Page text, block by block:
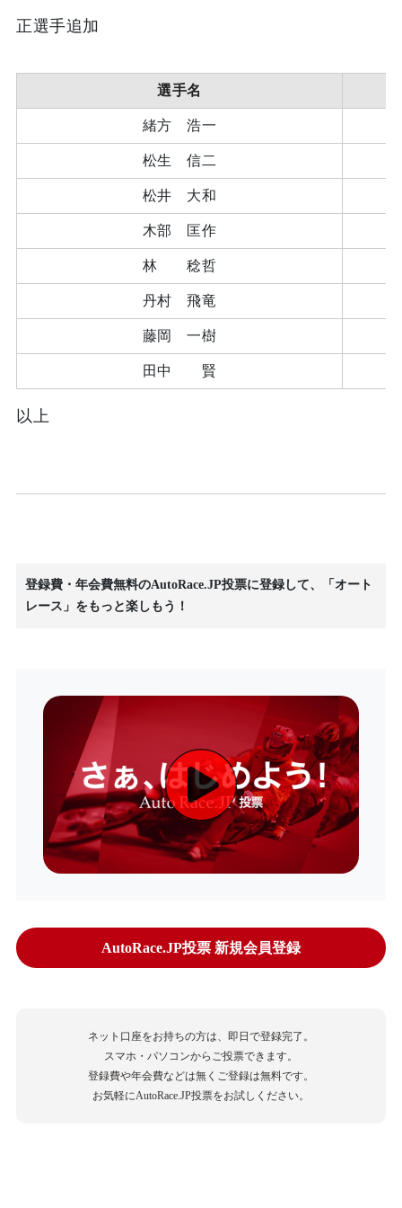
正選手追加
選手名
緒方 浩一
松生 信二
松井 大和
木部 匡作
林 稔哲
丹村 飛竜
藤岡 一樹
田中 賢
以上
登録費・年会費無料のAutoRace.JP投票に登録して、「オート
レース」をもっと楽しもう！
AutoRace.JP投票 新規会員登録
ネット口座をお持ちの方は、即日で登録完了。
スマホ・パソコンからご投票できます。
登録費や年会費などは無くご登録は無料です。
お気軽にAutoRace.JP投票をお試しください。